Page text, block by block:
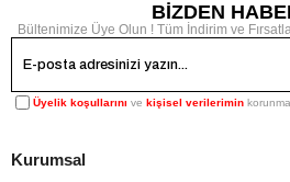
BİZDEN
Bültenimize Üye Olun ! Tüm İndirim ve
Üyelik koşullarını ve kişisel verilerimin
Kurumsal